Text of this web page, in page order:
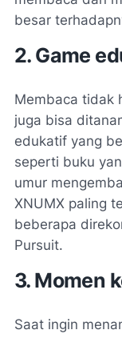
besar
2. Game
Membaca tidak
juga bisa
edukatif yang
seperti buku
umur
XNUMX paling
beberapa
Pursuit.
3. Momen
Saat ingin